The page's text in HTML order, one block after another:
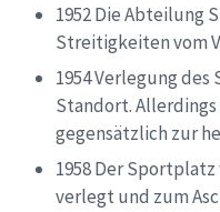
1952 Die Abteilung
Streitigkeiten vom
1954 Verlegung
Standort.
gegensätzlich zur
1958 Der
verlegt und zum